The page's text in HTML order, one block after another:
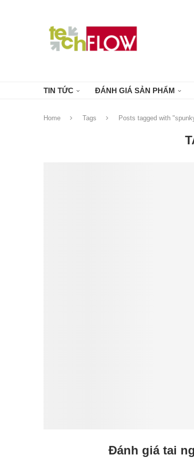
TIN TỨC ĐÁNH GIÁ SẢN PHẨM
Home Tags Posts tagged with
Đánh giá tai